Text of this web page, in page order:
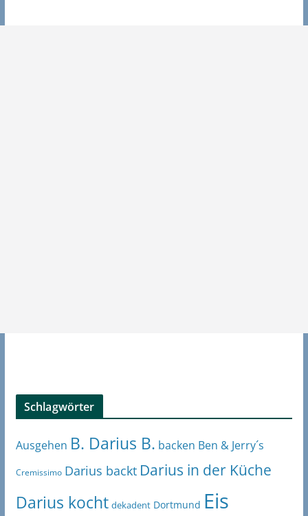
Schlagwörter
Ausgehen B. Darius B. backen Ben & Jerry´s
Cremissimo Darius backt Darius in der Küche
Darius kocht dekadent Dortmund Eis